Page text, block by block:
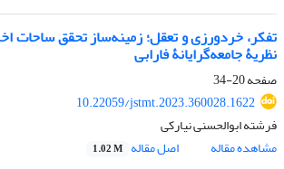
تفکر، خردورزی و تعقل؛ زمینه‌ساز تحقق ساحات
نظریۀ جامعه‌گرایانۀ فارابی
صفحه20-34
10.22059/jstmt.2023.360028.1622
فرشته ابوالحسنی نیارکی
مشاهده مقاله
اصل مقاله 1.02 M